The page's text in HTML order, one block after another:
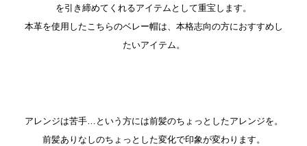
を引き締めてくれるアイテムとして重宝します。
本革を使用したこちらのベレー帽は、本格志向の方におすすめし
たいアイテム。
アレンジは苦手…という方には前髪のちょっとしたアレンジを。
前髪ありなしのちょっとした変化で印象が変わります。